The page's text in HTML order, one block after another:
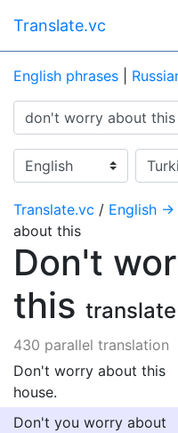
Translate.vc
English phrases
Translate.vc / English →
about this
Don't
this
430 parallel translation
Don't worry about this
house.
Don't you worry about